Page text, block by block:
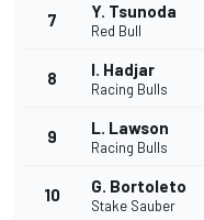
7 Y. Tsunoda
Red Bull
8 I. Hadjar
Racing Bulls
9 L. Lawson
Racing Bulls
10 G. Bortoleto
Stake Sauber